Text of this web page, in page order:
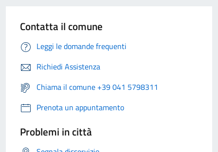
Contatta il comune
Leggi le domande frequenti
Richiedi Assistenza
Chiama il comune +39 041 5798311
Prenota un appuntamento
Problemi in città